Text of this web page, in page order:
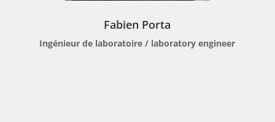
Fabien Porta
Ingénieur de laboratoire / laboratory engineer